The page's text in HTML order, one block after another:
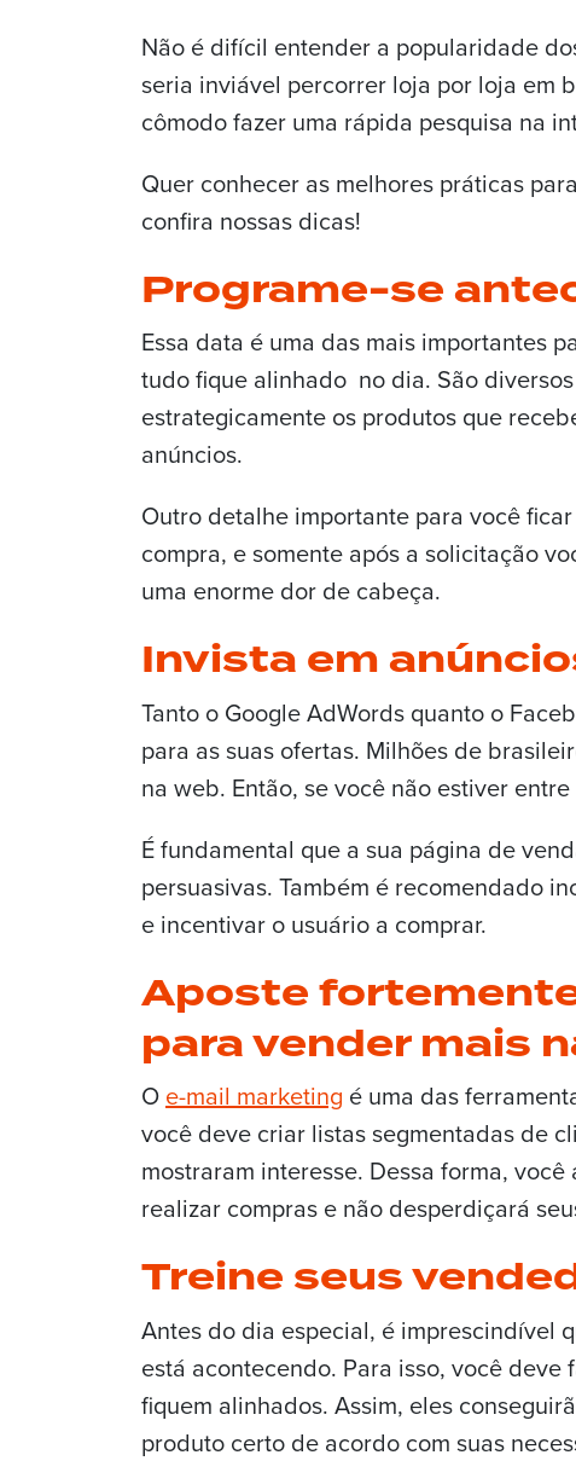
Não é difícil entender a popularidade
seria inviável percorrer loja por loja em
cômodo fazer uma rápida pesquisa na
Quer conhecer as melhores práticas
confira nossas dicas!
Programe-se
Essa data é uma das mais importantes
tudo fique alinhado no dia. São
estrategicamente os produtos que
anúncios.
Outro detalhe importante para você
compra, e somente após a solicitação
uma enorme dor de cabeça.
Invista em
Tanto o Google AdWords quanto o
para as suas ofertas. Milhões de
na web. Então, se você não estiver
É fundamental que a sua página de
persuasivas. Também é recomendado
e incentivar o usuário a comprar.
Aposte
para vender mais
Oe-mail marketing é uma das
você deve criar listas segmentadas de
mostraram interesse. Dessa forma,
realizar compras e não desperdiçará
Treine seus
Antes do dia especial, é imprescindível
está acontecendo. Para isso, você
fiquem alinhados. Assim, eles
produto certo de acordo com suas